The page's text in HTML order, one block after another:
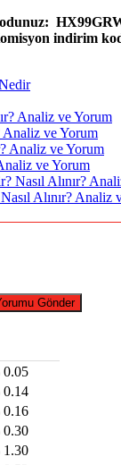
indirim
Analiz ve Yorum
ve Yorum
Alınır? Analiz
0.05
0.14
0.16
0.30
1.30